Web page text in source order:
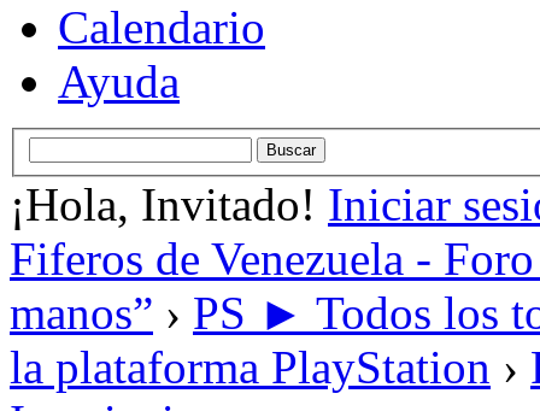
Calendario
Ayuda
¡Hola, Invitado! Iniciar
Fiferos de Venezuela -
manos” › PS ► Todos los
la plataforma PlayStation ›